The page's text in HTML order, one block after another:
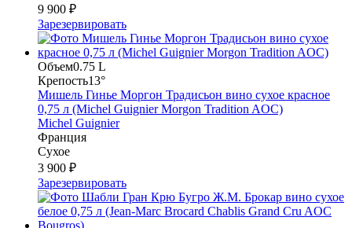
9 900 ₽
Зарезервировать
Объем0.75 L
Крепость13°
Мишель Гинье Моргон Традисьон вино сухое красное
0,75 л (Michel Guignier Morgon Tradition AOC)
Michel Guignier
Франция
Сухое
3 900 ₽
Зарезервировать